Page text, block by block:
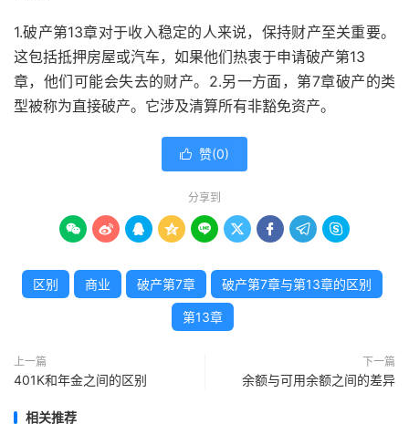
1.破产第13章对于收入稳定的人来说，保持财产至关重要。
这包括抵押房屋或汽车，如果他们热衷于申请破产第13
章，他们可能会失去的财产。2.另一方面，第7章破产的类
型被称为直接破产。它涉及清算所有非豁免资产。
 赞(0)
分享到
        
区别 商业 破产第7章 破产第7章与第13章的区别
第13章
上一篇
401K和年金之间的区别
下一篇
余额与可用余额之间的差异
相关推荐